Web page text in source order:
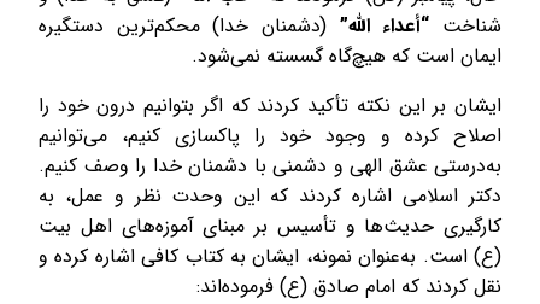
شناخت “أعداء الله” (دشمنان خدا) محکم‌ترین دستگیره
ایمان است که هیچ‌گاه گسسته نمی‌شود.
ایشان بر این نکته تأکید کردند که اگر بتوانیم درون خود را
اصلاح کرده و وجود خود را پاکسازی کنیم، می‌توانیم
به‌درستی عشق الهی و دشمنی با دشمنان خدا را وصف کنیم.
دکتر اسلامی اشاره کردند که این وحدت نظر و عمل، به
کارگیری حدیث‌ها و تأسیس بر مبنای آموزه‌های اهل بیت
(ع) است. به‌عنوان نمونه، ایشان به کتاب کافی اشاره کرده و
نقل کردند که امام صادق (ع) فرموده‌اند: